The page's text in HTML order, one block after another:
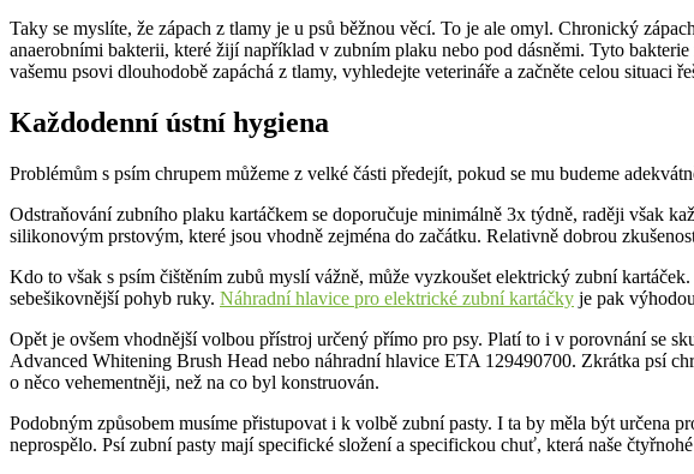
Taky se myslíte, že zápach z tlamy je u psů běžnou věcí. To je ale omyl. Chronický
anaerobními bakterii, které žijí například v zubním plaku nebo pod dásněmi. Tyto
vašemu psovi dlouhodobě zapáchá z tlamy, vyhledejte veterináře a začněte celou situaci
Každodenní ústní hygiena
Problémům s psím chrupem můžeme z velké části předejít, pokud se mu budeme
Odstraňování zubního plaku kartáčkem se doporučuje minimálně 3x týdně, raději však
silikonovým prstovým, které jsou vhodně zejména do začátku. Relativně dobrou
Kdo to však s psím čištěním zubů myslí vážně, může vyzkoušet elektrický zubní
sebešikovnější pohyb ruky. Náhradní hlavice pro elektrické zubní kartáčky je pak
Opět je ovšem vhodnější volbou přístroj určený přímo pro psy. Platí to i v porovnání
Advanced Whitening Brush Head nebo náhradní hlavice ETA 129490700. Zkrátka psí
o něco vehementněji, než na co byl konstruován.
Podobným způsobem musíme přistupovat i k volbě zubní pasty. I ta by měla být určena
neprospělo. Psí zubní pasty mají specifické složení a specifickou chuť, která naše